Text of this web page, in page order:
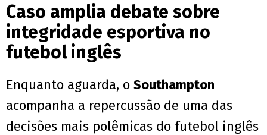
Caso amplia debate sobre
integridade esportiva no
futebol inglês
Enquanto aguarda, o Southampton
acompanha a repercussão de uma das
decisões mais polêmicas do futebol inglês